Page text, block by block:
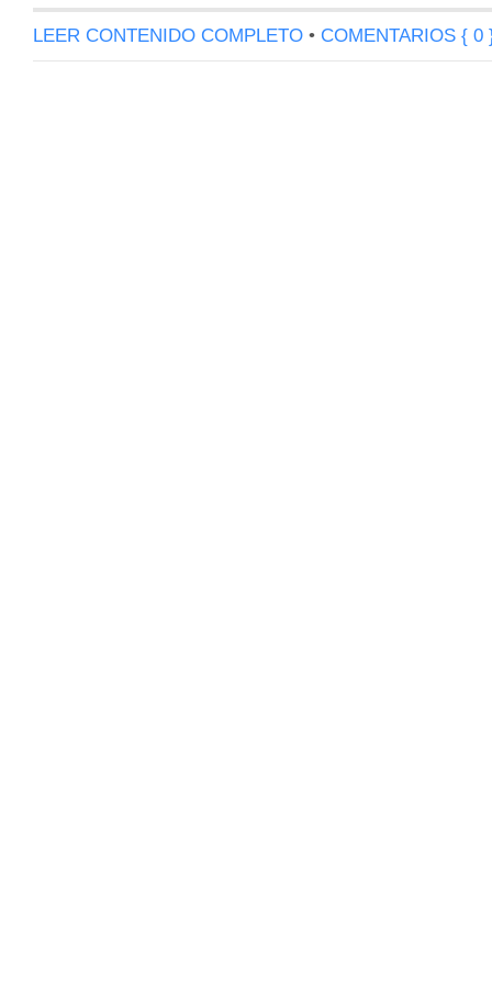
LEER CONTENIDO COMPLETO • COMENTARIOS { 0